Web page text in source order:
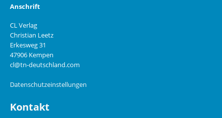
Anschrift
CL Verlag
Christian Leetz
Erkesweg 31
47906 Kempen
cl@tn-deutschland.com
Datenschutzeinstellungen
Kontakt